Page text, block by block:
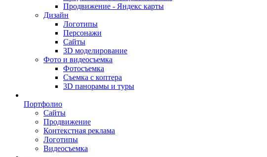
Продвижение - Яндекс карты
Дизайн
Логотипы
Персонажи
Сайты
3D моделирование
Фото и видеосъемка
Фотосъемка
Съемка с коптера
3D панорамы и туры
Портфолио
Сайты
Продвижение
Контекстная реклама
Логотипы
Видеосъемка